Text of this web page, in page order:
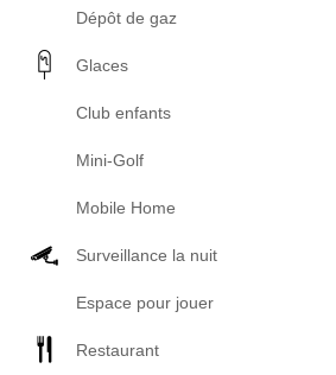
Dépôt de gaz
Glaces
Club enfants
Mini-Golf
Mobile Home
Surveillance la nuit
Espace pour jouer
Restaurant